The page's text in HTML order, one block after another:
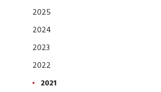
2025
2024
2023
2022
2021